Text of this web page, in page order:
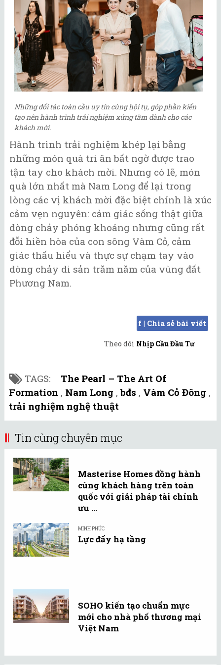
Những đối tác toàn cầu uy tín cùng hội tụ, góp phần kiến
tạo nên hành trình trải nghiệm xứng tầm dành cho các
khách mời.
Hành trình trải nghiệm khép lại bằng
những món quà tri ân bất ngờ được trao
tận tay cho khách mời. Nhưng có lẽ, món
quà lớn nhất mà Nam Long để lại trong
lòng các vị khách mời đặc biệt chính là xúc
cảm vẹn nguyên: cảm giác sống thật giữa
dòng chảy phóng khoáng nhưng cũng rất
đỗi hiền hòa của con sông Vàm Cỏ, cảm
giác thấu hiểu và thực sự chạm tay vào
dòng chảy di sản trăm năm của vùng đất
Phương Nam.
f | Chia sẻ bài viết
Theo dõi Nhịp Cầu Đầu Tư
TAGS: The Pearl – The Art Of
Formation , Nam Long ,bđs , Vàm Cỏ Đông ,
trải nghiệm nghệ thuật
Tin cùng chuyên mục
Masterise Homes đồng hành
cùng khách hàng trên toàn
quốc với giải pháp tài chính
ưu ...
MINH PHÚC
Lực đẩy hạ tầng
SOHO kiến tạo chuẩn mực
mới cho nhà phố thương mại
Việt Nam